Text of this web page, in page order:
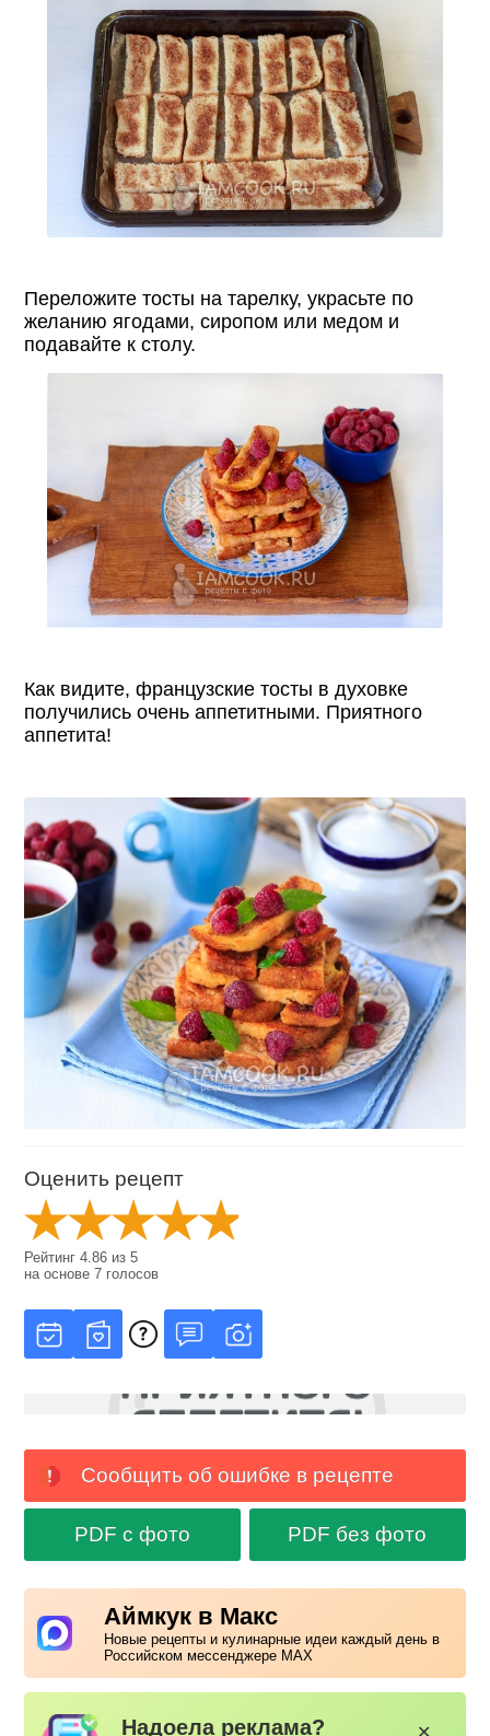
Переложите тосты на тарелку, украсьте по
желанию ягодами, сиропом или медом и
подавайте к столу.
Как видите, французские тосты в духовке
получились очень аппетитными. Приятного
аппетита!
Оценить рецепт
Рейтинг4.86 из5
на основе7 голосов
Сообщить об ошибке в рецепте
PDF с фото PDF без фото
Аймкук в Макс
Новые рецепты и кулинарные идеи каждый день в
Российском мессенджере MAX
Надоела реклама? ✕